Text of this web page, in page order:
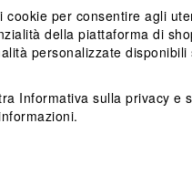
cookie per consentire agli
della piattaforma di
personalizzate disponibili
Informativa sulla privacy e